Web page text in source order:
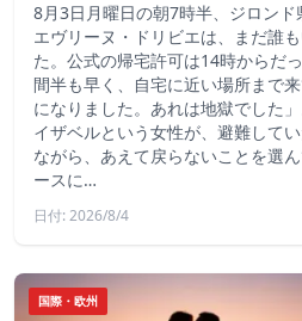
8月3日月曜日の朝7時半、ジロン
エヴリーヌ・ドリビエは、まだ誰
た。公式の帰宅許可は14時からだ
間半も早く、自宅に近い場所まで
になりました。あれは地獄でした
イザベルという女性が、避難して
ながら、あえて戻らないことを選
ースに…
日付: 2026/8/4
国際・欧州